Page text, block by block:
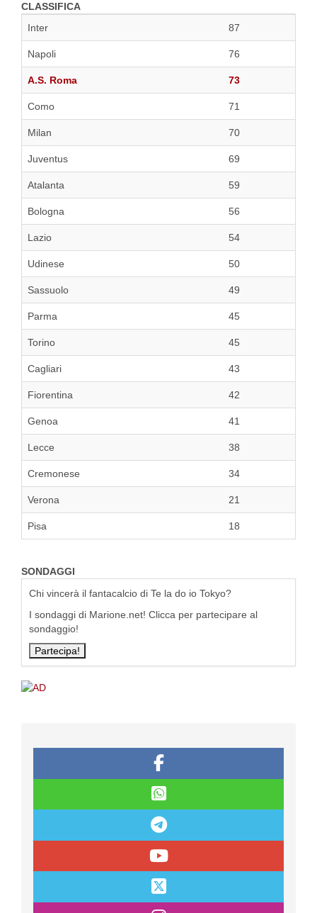
CLASSIFICA
Inter
87
Napoli 76
A.S. Roma 73
Como 71
Milan 70
Juventus 69
Atalanta 59
Bologna 56
Lazio 54
Udinese 50
Sassuolo 49
Parma 45
Torino 45
Cagliari 43
Fiorentina 42
Genoa 41
Lecce 38
Cremonese 34
Verona 21
Pisa 18
SONDAGGI
Chi vincerà il fantacalcio di Te la do io Tokyo?
I sondaggi di Marione.net! Clicca per partecipare al
sondaggio!